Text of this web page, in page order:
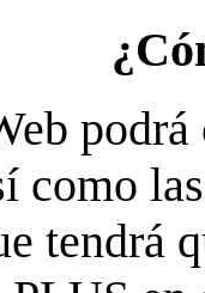
como
tendrá